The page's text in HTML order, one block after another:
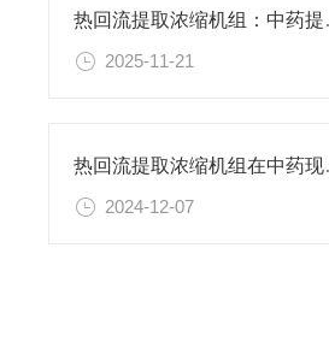
热回
2025-11-21
热回
2024-12-07